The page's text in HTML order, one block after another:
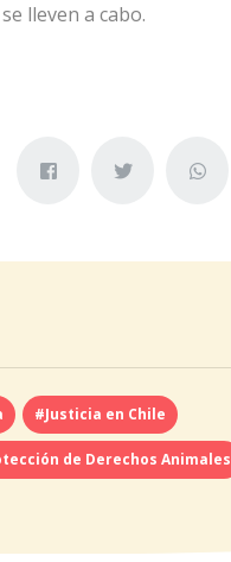
lleven a cabo.
#Justicia en Chile
de Derechos Animales